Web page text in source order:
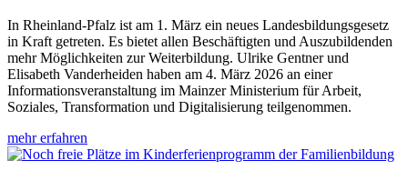
In Rheinland-Pfalz ist am 1. März ein neues Landesbildungsgesetz
in Kraft getreten. Es bietet allen Beschäftigten und Auszubildenden
mehr Möglichkeiten zur Weiterbildung. Ulrike Gentner und
Elisabeth Vanderheiden haben am 4. März 2026 an einer
Informationsveranstaltung im Mainzer Ministerium für Arbeit,
Soziales, Transformation und Digitalisierung teilgenommen.
mehr erfahren